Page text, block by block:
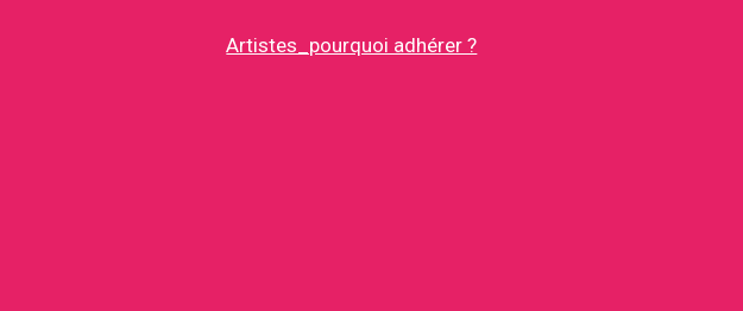
Artistes_pourquoi adhérer ?